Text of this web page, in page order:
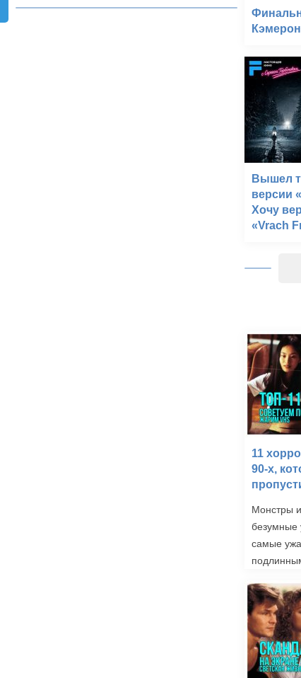
Вышел
версии
Хочу
«Vrach
11
90-х,
Монстры
безумные
самые